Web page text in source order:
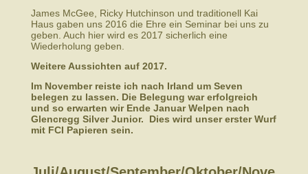
James McGee, Ricky Hutchinson und traditionell Kai
Haus gaben uns 2016 die Ehre ein Seminar bei uns zu
geben. Auch hier wird es 2017 sicherlich eine
Wiederholung geben.
Weitere Aussichten auf 2017.
Im November reiste ich nach Irland um Seven
belegen zu lassen. Die Belegung war erfolgreich
und so erwarten wir Ende Januar Welpen nach
Glencregg Silver Junior. Dies wird unser erster Wurf
mit FCI Papieren sein.